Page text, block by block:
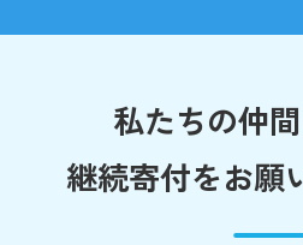
私たちの仲
継続寄付をお願